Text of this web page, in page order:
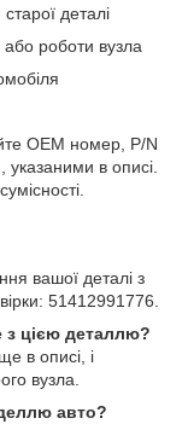
деталі
або роботи вузла
OEM номер, P/N
в описі.
вашої деталі з
51412991776.
з цією деталлю?
в описі, і
вузла.
авто?